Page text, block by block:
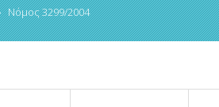
Νόμος 3299/2004